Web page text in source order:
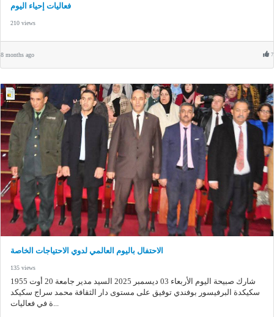
فعاليات إحياء اليوم
210 views
8 months ago 7
الاحتفال باليوم العالمي لدوي الاحتياجات الخاصة
135 views
شارك صبيحة اليوم الأربعاء 03 ديسمبر 2025 السيد مدير جامعة 20 أوت 1955
سكيكدة البرفيسور بوفندي توفيق على مستوى دار الثقافة محمد سراج سكيكد
ة في فعاليات...